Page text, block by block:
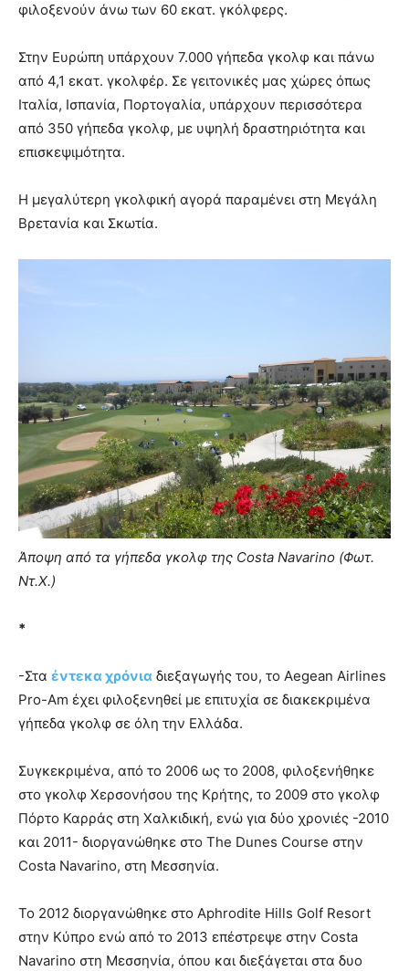
φιλοξενούν άνω των 60 εκατ. γκόλφερς.
Στην Ευρώπη υπάρχουν 7.000 γήπεδα γκολφ και πάνω
από 4,1 εκατ. γκολφέρ. Σε γειτονικές μας χώρες όπως
Ιταλία, Ισπανία, Πορτογαλία, υπάρχουν περισσότερα
από 350 γήπεδα γκολφ, με υψηλή δραστηριότητα και
επισκεψιμότητα.
Η μεγαλύτερη γκολφική αγορά παραμένει στη Μεγάλη
Βρετανία και Σκωτία.
Άποψη από τα γήπεδα γκολφ της Costa Navarino (Φωτ.
Ντ.Χ.)
*
-Στα έντεκα χρόνια διεξαγωγής του, το Aegean Airlines
Pro-Am έχει φιλοξενηθεί µε επιτυχία σε διακεκριμένα
γήπεδα γκολφ σε όλη την Ελλάδα.
Συγκεκριμένα, από το 2006 ως το 2008, φιλοξενήθηκε
στo γκολφ Χερσονήσου της Κρήτης, το 2009 στο γκολφ
Πόρτο Καρράς στη Χαλκιδική, ενώ για δύο χρονιές -2010
και 2011- διοργανώθηκε στο The Dunes Course στην
Costa Navarino, στη Μεσσηνία.
Το 2012 διοργανώθηκε στο Aphrodite Hills Golf Resort
στην Κύπρο ενώ από το 2013 επέστρεψε στην Costa
Navarino στη Μεσσηνία, όπου και διεξάγεται στα δυο